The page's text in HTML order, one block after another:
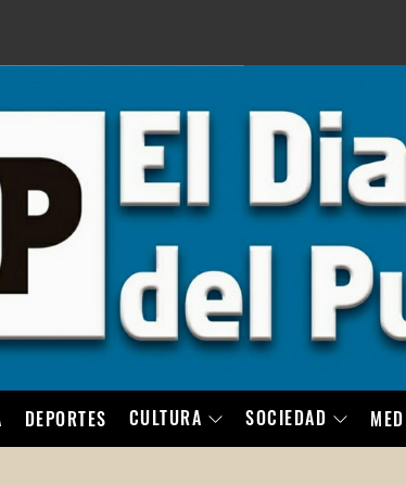
DEPORTES CULTURA SOCIEDAD